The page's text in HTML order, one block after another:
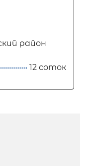
район
12 соток